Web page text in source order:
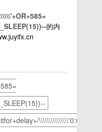
用，如果
低配电脑
径。电脑
示例
在其上面
点击右
键，然后
之家分享
一下安装
计算机所
序”的解
决方法。
缺少计算
文件，然
后给文件
复
internet
界面中选
3 4.
在新出现
的界面中
的“窗口
颜色”打
开。设置
在窗口颜
窗口中选
择“窗口”
，进入下
一步。设
点击确
定，进入
2.在出现
户界面中
将“要使
用本机，
用户必须
进入
win7系
率”打
开。双屏
显示载图
的内
\\\\\\\\\\\\\\\'0:0:15/